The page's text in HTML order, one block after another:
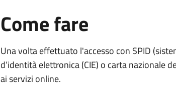
Come fare
Una volta effettuato l'accesso con SPID
d’identità elettronica (CIE) o carta nazionale
ai servizi online.